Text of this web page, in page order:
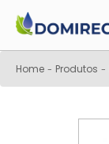
Home - Produtos -